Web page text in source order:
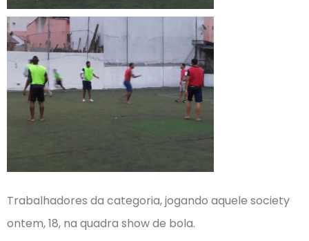
Trabalhadores da categoria, jogando aquele society
ontem, 18, na quadra show de bola.